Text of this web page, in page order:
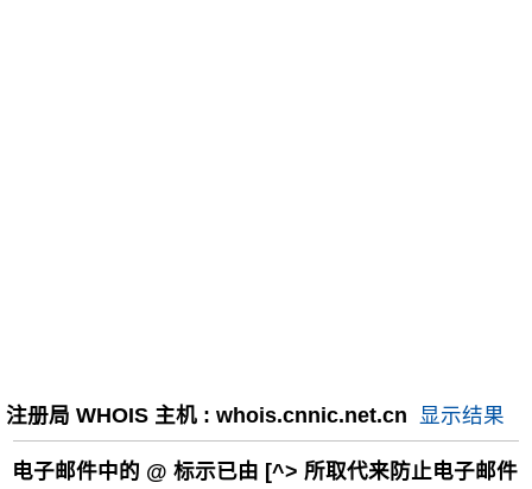
注册局 WHOIS 主机 : whois.cnnic.net.cn 显示结果
电子邮件中的 @ 标示已由 [^> 所取代来防止电子邮件